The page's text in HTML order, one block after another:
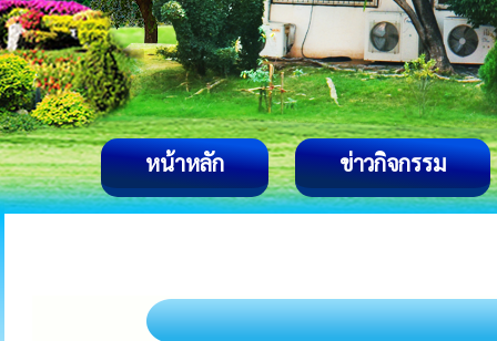
หน้าหลัก ข่าวกิจกรรม